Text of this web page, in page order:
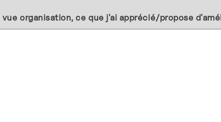
vue organisation, ce que j'ai apprécié/propose